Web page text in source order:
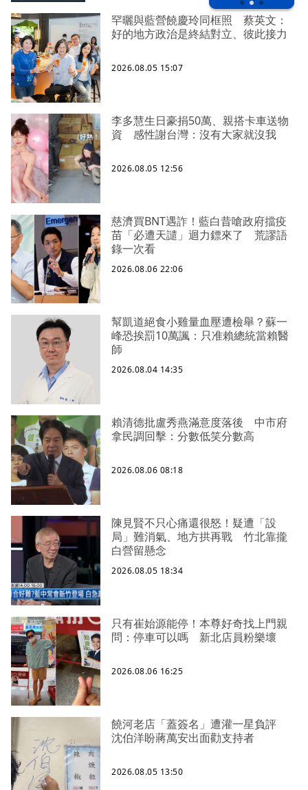
罕曬與藍營饒慶玲同框照 蔡英文：
好的地方政治是終結對立、彼此接力
2026.08.05 15:07
李多慧生日豪捐50萬、親搭卡車送物
資 感性謝台灣：沒有大家就沒我
2026.08.05 12:56
慈濟買BNT遇詐！藍白昔嗆政府擋疫
苗「必遭天譴」迴力鏢來了 荒謬語
錄一次看
2026.08.06 22:06
幫凱道絕食小雞量血壓遭檢舉？蘇一
峰恐挨罰10萬諷：只准賴總統當賴醫
師
2026.08.04 14:35
賴清德批盧秀燕滿意度落後 中市府
拿民調回擊：分數低笑分數高
2026.08.06 08:18
陳見賢不只心痛還很怒！疑遭「設
局」難消氣、地方拱再戰 竹北靠攏
白營留懸念
2026.08.05 18:34
只有崔始源能停！本尊好奇找上門親
問：停車可以嗎 新北店員粉樂壞
2026.08.06 16:25
饒河老店「蓋簽名」遭灌一星負評
沈伯洋盼蔣萬安出面勸支持者
2026.08.05 13:50